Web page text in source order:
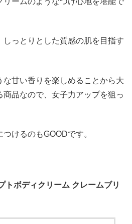
っとりとした質感の肌を目指す
な甘い香りを楽しめることから大
商品なので、女子力アップを狙っ
けるのもGOODです。
トボディクリーム クレームブリ